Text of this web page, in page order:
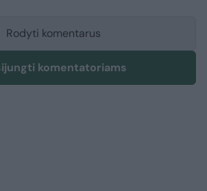
Rodyti komentarus
komentatoriams